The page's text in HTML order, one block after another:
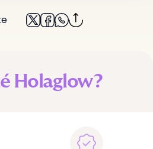
Holaglow?